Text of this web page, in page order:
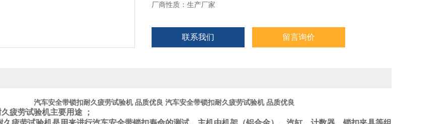
厂商性质：生产厂家
联系我们 留言询价
汽车安全带锁扣耐久疲劳试验机 品质优良 汽车安全带锁扣耐久疲劳试验机 品质优良
疲劳试验机主要用途 ；